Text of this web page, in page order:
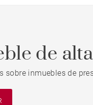
de
inmuebles de